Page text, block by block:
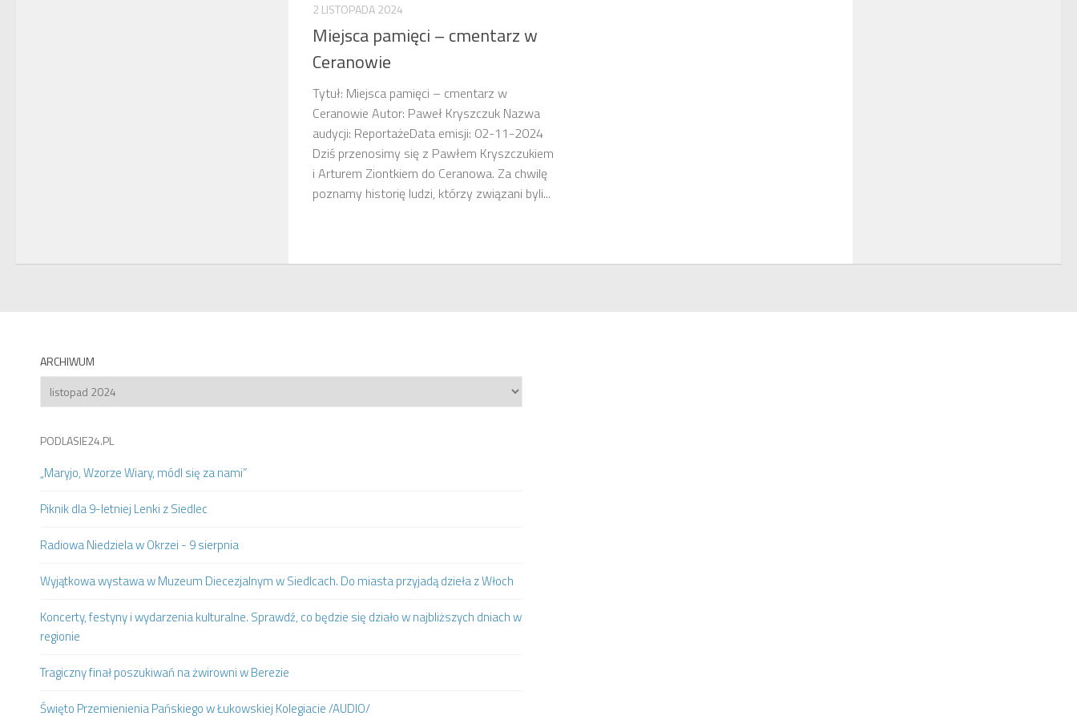
2 LISTOPADA 2024
Miejsca pamięci – cmentarz w
Ceranowie
Tytuł: Miejsca pamięci – cmentarz w
Ceranowie Autor: Paweł Kryszczuk Nazwa
audycji: ReportażeData emisji: 02-11-2024
Dziś przenosimy się z Pawłem Kryszczukiem
i Arturem Ziontkiem do Ceranowa. Za chwilę
poznamy historię ludzi, którzy związani byli...
ARCHIWUM
Archiwum
PODLASIE24.PL
„Maryjo, Wzorze Wiary, módl się za nami”
Piknik dla 9-letniej Lenki z Siedlec
Radiowa Niedziela w Okrzei - 9 sierpnia
Wyjątkowa wystawa w Muzeum Diecezjalnym w Siedlcach. Do miasta przyjadą dzieła z Włoch
Koncerty, festyny i wydarzenia kulturalne. Sprawdź, co będzie się działo w najbliższych dniach w
regionie
Tragiczny finał poszukiwań na żwirowni w Berezie
Święto Przemienienia Pańskiego w Łukowskiej Kolegiacie /AUDIO/